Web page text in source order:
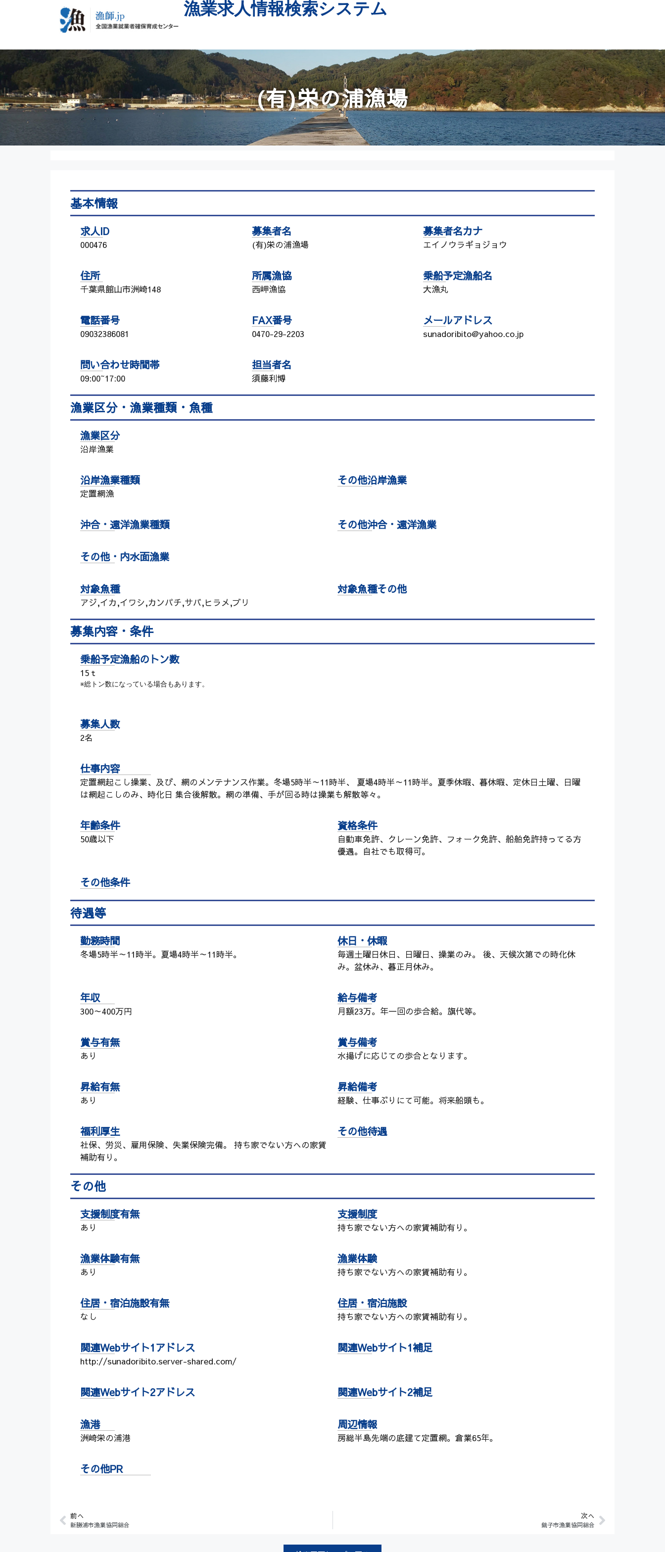
漁業求人情報検索システム
(有)栄の浦漁場
基本情報
求人ID
000476
募集者名
(有)栄の浦漁場
募集者名カナ
エイノウラギョジョウ
住所
千葉県館山市洲崎148
所属漁協
西岬漁協
乗船予定漁船名
大漁丸
電話番号
09032386081
FAX番号
0470-29-2203
メールアドレス
sunadoribito@yahoo.co.jp
問い合わせ時間帯
09:00~17:00
担当者名
須藤利博
漁業区分・漁業種類・魚種
漁業区分
沿岸漁業
沿岸漁業種類
定置網漁
その他沿岸漁業
沖合・遠洋漁業種類 その他沖合・遠洋漁業
その他・内水面漁業
対象魚種
アジ,イカ,イワシ,カンパチ,サバ,ヒラメ,ブリ
対象魚種その他
募集内容・条件
乗船予定漁船のトン数
15ｔ
※総トン数になっている場合もあります。
募集人数
2名
仕事内容
定置網起こし操業、及び、網のメンテナンス作業。冬場5時半～11時半、 夏場4時半～11時半。夏季休暇、暮休暇、定休日土曜、日曜
は網起こしのみ、時化日 集合後解散。網の準備、手が回る時は操業も解散等々。
年齢条件
50歳以下
資格条件
自動車免許、クレーン免許、フォーク免許、船舶免許持ってる方
優遇。自社でも取得可。
その他条件
待遇等
勤務時間
冬場5時半～11時半。夏場4時半～11時半。
休日・休暇
毎週土曜日休日、日曜日、操業のみ。 後、天候次第での時化休
み。盆休み、暮正月休み。
年収
300～400万円
給与備考
月額23万。年一回の歩合給。旗代等。
賞与有無
あり
賞与備考
水揚げに応じての歩合となります。
昇給有無
あり
昇給備考
経験、仕事ぶりにて可能。将来船頭も。
福利厚生
社保、労災、雇用保険、失業保険完備。 持ち家でない方への家賃
補助有り。
その他待遇
その他
支援制度有無
あり
支援制度
持ち家でない方への家賃補助有り。
漁業体験有無
あり
漁業体験
持ち家でない方への家賃補助有り。
住居・宿泊施設有無
なし
住居・宿泊施設
持ち家でない方への家賃補助有り。
関連Webサイト1アドレス
http://sunadoribito.server-shared.com/
関連Webサイト1補足
関連Webサイト2アドレス 関連Webサイト2補足
漁港
洲崎栄の浦港
周辺情報
房総半島先端の底建て定置網。倉業65年。
その他PR
前へ
新勝浦市漁業協同組合
次へ
銚子市漁業協同組合